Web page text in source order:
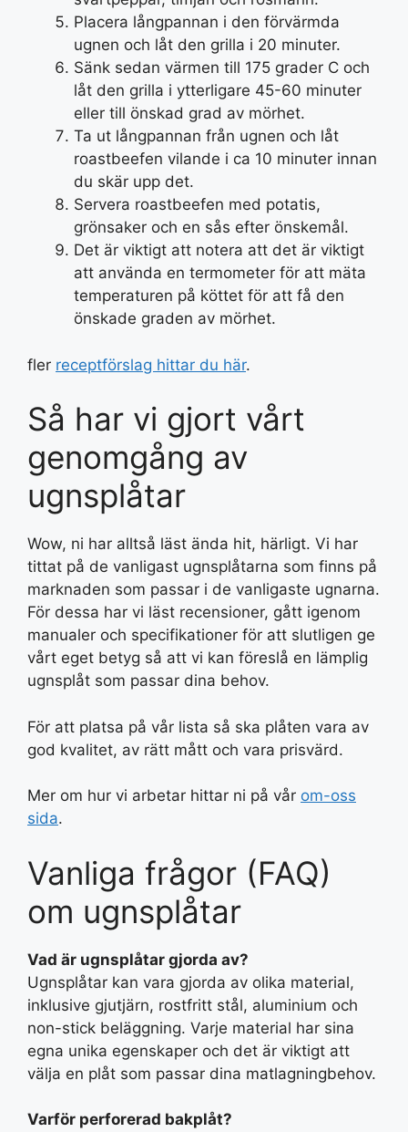
Placera långpannan i den förvärmda
ugnen och låt den grilla i 20 minuter.
Sänk sedan värmen till 175 grader C och
låt den grilla i ytterligare 45-60 minuter
eller till önskad grad av mörhet.
Ta ut långpannan från ugnen och låt
roastbeefen vilande i ca 10 minuter innan
du skär upp det.
Servera roastbeefen med potatis,
grönsaker och en sås efter önskemål.
Det är viktigt att notera att det är viktigt
att använda en termometer för att mäta
temperaturen på köttet för att få den
önskade graden av mörhet.
fler receptförslag hittar du här.
Så har vi gjort vårt
genomgång av
ugnsplåtar
Wow, ni har alltså läst ända hit, härligt. Vi har
tittat på de vanligast ugnsplåtarna som finns på
marknaden som passar i de vanligaste ugnarna.
För dessa har vi läst recensioner, gått igenom
manualer och specifikationer för att slutligen ge
vårt eget betyg så att vi kan föreslå en lämplig
ugnsplåt som passar dina behov.
För att platsa på vår lista så ska plåten vara av
god kvalitet, av rätt mått och vara prisvärd.
Mer om hur vi arbetar hittar ni på vår om-oss
sida.
Vanliga frågor (FAQ)
om ugnsplåtar
Vad är ugnsplåtar gjorda av?
Ugnsplåtar kan vara gjorda av olika material,
inklusive gjutjärn, rostfritt stål, aluminium och
non-stick beläggning. Varje material har sina
egna unika egenskaper och det är viktigt att
välja en plåt som passar dina matlagningbehov.
Varför perforerad bakplåt?